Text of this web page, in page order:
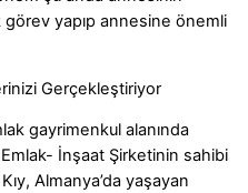
görev yapıp annesine önemli
Gerçekleştiriyor
gayrimenkul alanında
Emlak- İnşaat Şirketinin sahibi
Almanya’da yaşayan